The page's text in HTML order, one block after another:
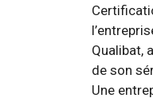
Qualibat,
de son
Une